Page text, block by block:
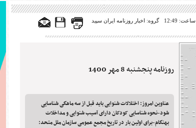
ساعت: 12:49 گروه: اخبار روزنامه ایران سپید
روزنامه پنجشنبه 8 مهر 1400
عناوین امروز: اختلالات شنوایی باید قبل از سه ماهگی شناسایی
شود-نحوه شناسایی کودکان دارای آسیب شنوایی و مداخلات
بهنگام-برای اولین بار در تاریخ مجمع عمومی سازمان ملل متحد: